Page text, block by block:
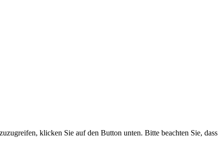
klicken Sie auf den Button unten. Bitte beachten Sie,